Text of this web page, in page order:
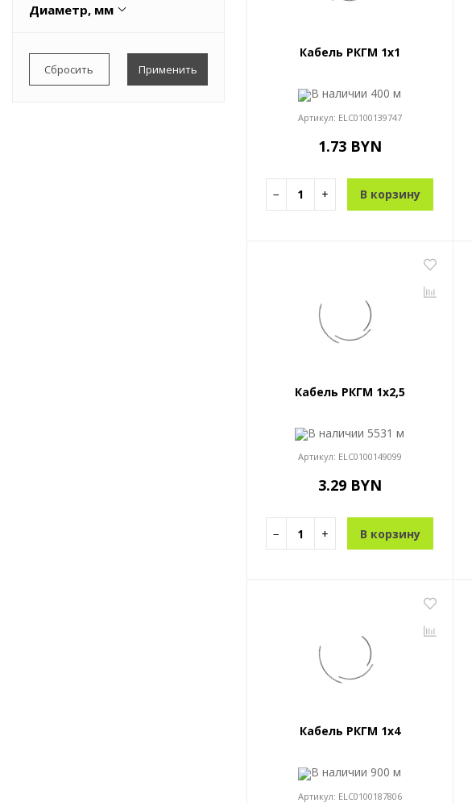
Силиконовая резина с
высокой устойчивостью к
разрыву
Диаметр, мм
9.600000
Кабель РКГМ 1x1
В наличии 400 м
Артикул: ELC0100139747
1.73 BYN
− + В корзину
Кабель РКГМ 1x2,5
В наличии 5531 м
Артикул: ELC0100149099
3.29 BYN
− + В корзину
Кабель РКГМ 1x4
В наличии 900 м
Артикул: ELC0100187806